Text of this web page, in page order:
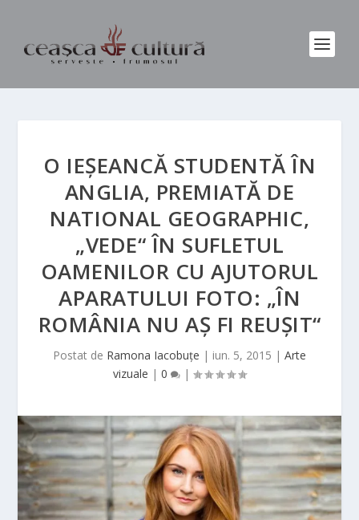
O IEŞEANCĂ STUDENTĂ ÎN
ANGLIA, PREMIATĂ DE
NATIONAL GEOGRAPHIC,
„VEDE“ ÎN SUFLETUL
OAMENILOR CU AJUTORUL
APARATULUI FOTO: „ÎN
ROMÂNIA NU AŞ FI REUŞIT“
Postat de Ramona Iacobuțe | iun. 5, 2015 | Arte
vizuale | 0 |